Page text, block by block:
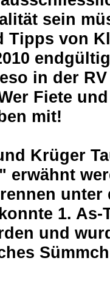
sein
Tipps von
in der
Fiete
mit!
Krüger
erwähnt
1. As-
und